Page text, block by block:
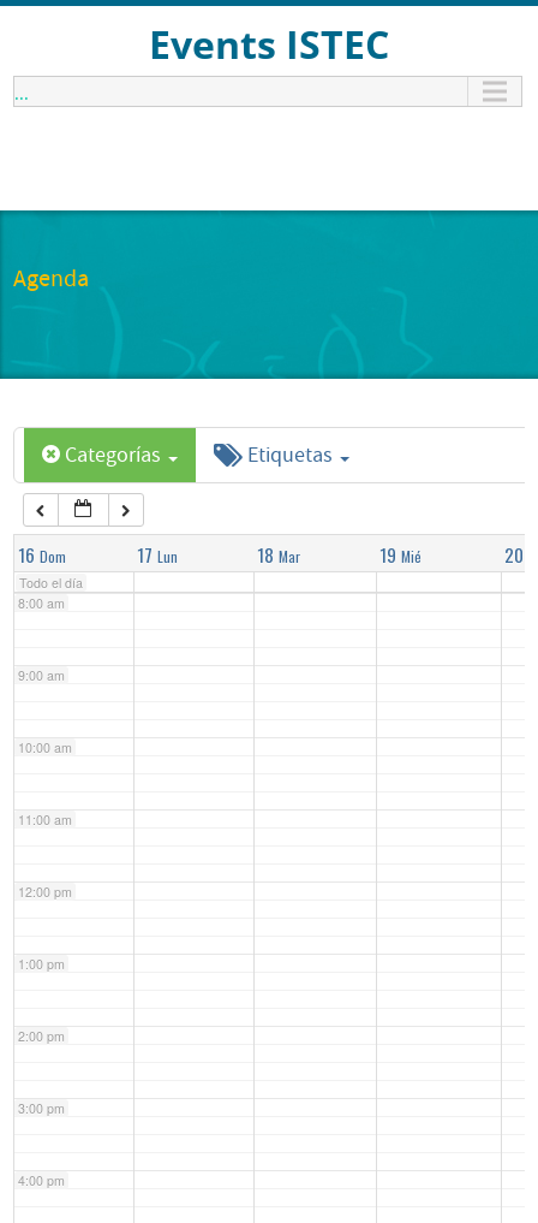
Events ISTEC
...
Agenda
Categorías Etiquetas
16 Dom 17 Lun 18 Mar 19 Mié 20
Todo el día
1:00 am
6:00 am
7:00 am
8:00 am
9:00 am
10:00 am
11:00 am
12:00 pm
1:00 pm
2:00 pm
3:00 pm
4:00 pm